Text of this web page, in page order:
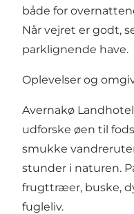
både for
Når vejret er godt,
parklignende have.
Oplevelser og
Avernakø
udforske øen til
smukke
stunder i naturen.
frugttræer, buske,
fugleliv.